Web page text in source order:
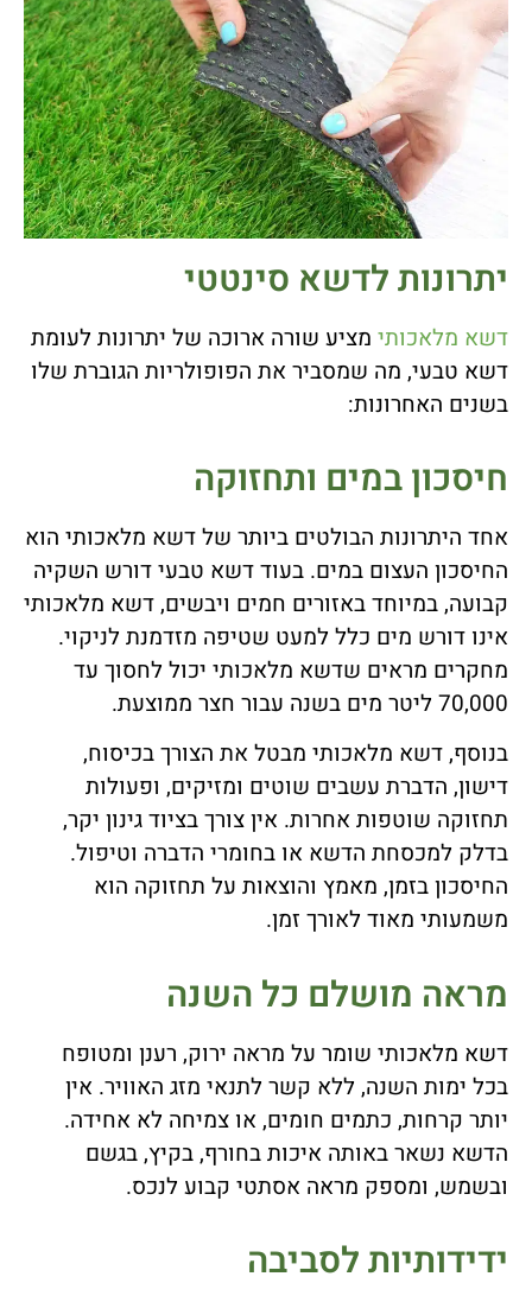
יתרונות לדשא סינטטי
דשא מלאכותי מציע שורה ארוכה של יתרונות לעומת
דשא טבעי, מה שמסביר את הפופולריות הגוברת שלו
בשנים האחרונות:
חיסכון במים ותחזוקה
אחד היתרונות הבולטים ביותר של דשא מלאכותי הוא
החיסכון העצום במים. בעוד דשא טבעי דורש השקיה
קבועה, במיוחד באזורים חמים ויבשים, דשא מלאכותי
אינו דורש מים כלל למעט שטיפה מזדמנת לניקוי.
מחקרים מראים שדשא מלאכותי יכול לחסוך עד
70,000 ליטר מים בשנה עבור חצר ממוצעת.
בנוסף, דשא מלאכותי מבטל את הצורך בכיסוח,
דישון, הדברת עשבים שוטים ומזיקים, ופעולות
תחזוקה שוטפות אחרות. אין צורך בציוד גינון יקר,
בדלק למכסחת הדשא או בחומרי הדברה וטיפול.
החיסכון בזמן, מאמץ והוצאות על תחזוקה הוא
משמעותי מאוד לאורך זמן.
מראה מושלם כל השנה
דשא מלאכותי שומר על מראה ירוק, רענן ומטופח
בכל ימות השנה, ללא קשר לתנאי מזג האוויר. אין
יותר קרחות, כתמים חומים, או צמיחה לא אחידה.
הדשא נשאר באותה איכות בחורף, בקיץ, בגשם
ובשמש, ומספק מראה אסתטי קבוע לנכס.
ידידותיות לסביבה